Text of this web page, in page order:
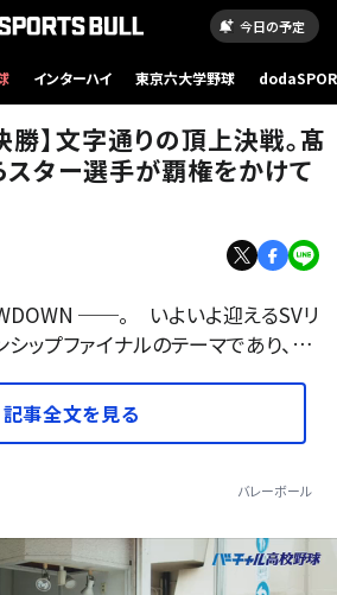
今日の予定
インターハイ 東京六大学野球
勝】文字通りの頂上決戦。髙
スター選手が覇権をかけて
──。 いよいよ迎えるSVリ
ップファイナルのテーマであり、…
記事全文を見る
バレーボール